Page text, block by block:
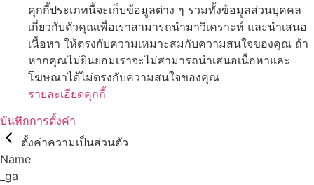
คุกกี้ประเภทนี้จะเก็บข้อมูลต่าง ๆ รวมทั้งข้อมูลส่วนบุคคล
เกี่ยวกับตัวคุณเพื่อเราสามารถนำมาวิเคราะห์ และนำเสนอ
เนื้อหา ให้ตรงกับความเหมาะสมกับความสนใจของคุณ ถ้า
หากคุณไม่ยินยอมเราจะไม่สามารถนำเสนอเนื้อหาและ
โฆษณาได้ไม่ตรงกับความสนใจของคุณ
รายละเอียดคุกกี้
บันทึกการตั้งค่า
ตั้งค่าความเป็นส่วนตัว
Name
_ga